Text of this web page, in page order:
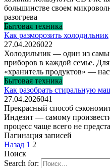
большинстве своем
разогрева
Бытовая техника
Как разморозить холодильник
27.04.2026022
Холодильник — один из
приборов в каждой семье.
«хранитель продуктов» —
Бытовая техника
Как разобрать стиральную
27.04.2026041
Прекрасный способ
Индезит — самому
процесс чаще всего не
Пагинация записей
Назад 1 2
Поиск
Search for: